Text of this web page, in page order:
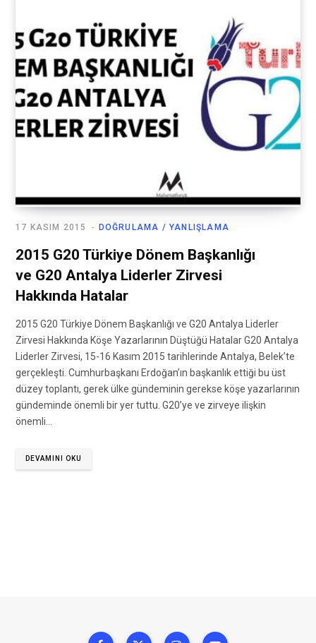
DOĞRULAMA / YANLIŞLAMA
17 KASIM 2015
2015 G20 Türkiye Dönem Başkanlığı
ve G20 Antalya Liderler Zirvesi
Hakkında Hatalar
2015 G20 Türkiye Dönem Başkanlığı ve G20 Antalya Liderler
Zirvesi Hakkında Köşe Yazarlarının Düştüğü Hatalar G20 Antalya
Liderler Zirvesi, 15-16 Kasım 2015 tarihlerinde Antalya, Belek’te
gerçekleşti. Cumhurbaşkanı Erdoğan’ın başkanlık ettiği bu üst
düzey toplantı, gerek ülke gündeminin gerekse köşe yazarlarının
gündeminde önemli bir yer tuttu. G20’ye ve zirveye ilişkin
önemli…
DEVAMINI OKU